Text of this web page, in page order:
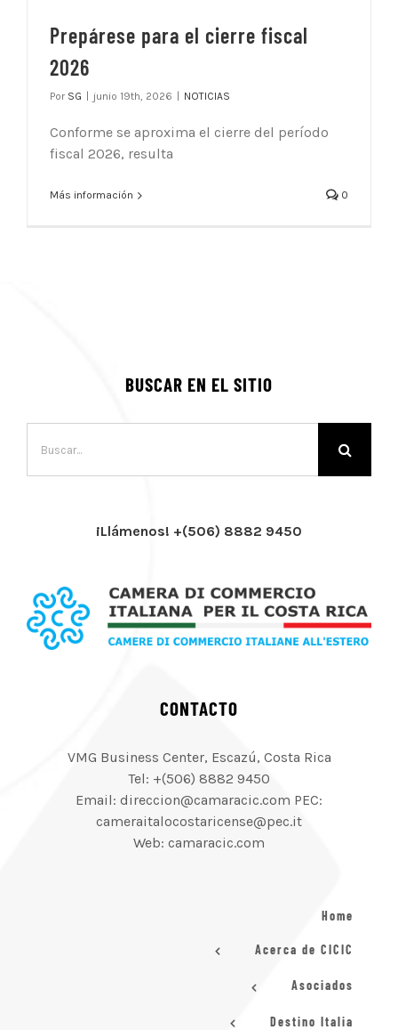
Prepárese para el cierre fiscal
2026
Por SG junio 19th, 2026 NOTICIAS
Conforme se aproxima el cierre del período
fiscal 2026, resulta
Más información 0
BUSCAR EN EL SITIO
¡Llámenos! +(506) 8882 9450
CONTACTO
VMG Business Center, Escazú, Costa Rica
Tel: +(506) 8882 9450
Email: direccion@camaracic.com PEC:
cameraitalocostaricense@pec.it
Web: camaracic.com
Home
Acerca de CICIC
Asociados
Destino Italia